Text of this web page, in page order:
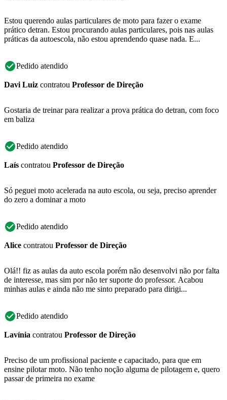
Estou querendo aulas particulares de moto para fazer o exame
prático detran. Estou procurando aulas particulares, pois nas aulas
práticas da autoescola, não estou aprendendo quase nada. E...
Pedido atendido
Davi Luiz contratou Professor de Direção
Gostaria de treinar para realizar a prova prática do detran, com foco
em baliza
Pedido atendido
Laís contratou Professor de Direção
Só peguei moto acelerada na auto escola, ou seja, preciso aprender
do zero a dominar a moto
Pedido atendido
Alice contratou Professor de Direção
Olá!! fiz as aulas da auto escola porém não desenvolvi não por falta
de interesse, mas sim por não ter suporte do professor. Acabou
minhas aulas e ainda não me sinto preparado para dirigi...
Pedido atendido
Lavínia contratou Professor de Direção
Preciso de um profissional paciente e capacitado, para que em
ensine pilotar moto. Não tenho noção alguma de pilotagem e, quero
passar de primeira no exame